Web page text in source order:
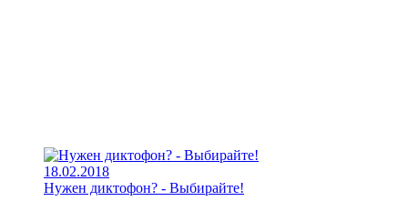
18.02.2018
Нужен диктофон? - Выбирайте!